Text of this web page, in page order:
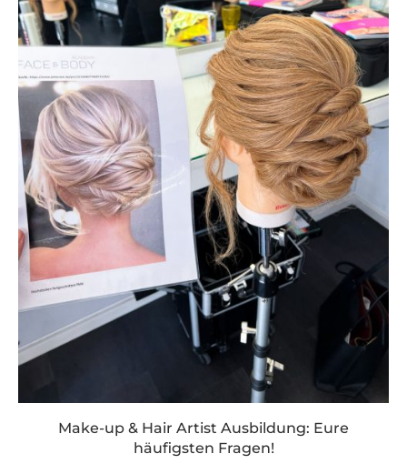
Make-up & Hair Artist Ausbildung: Eure
häufigsten Fragen!